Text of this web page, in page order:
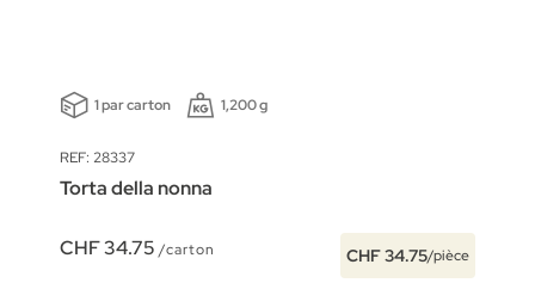
1 par carton 1,200 g
REF: 28337
Torta della nonna
CHF 34.75 /carton CHF 34.75/pièce